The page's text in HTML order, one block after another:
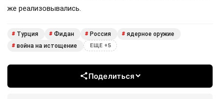
же реализовывались.
# Турция # Фидан # Россия # ядерное оружие
# война на истощение ЕЩЕ +5
Поделиться